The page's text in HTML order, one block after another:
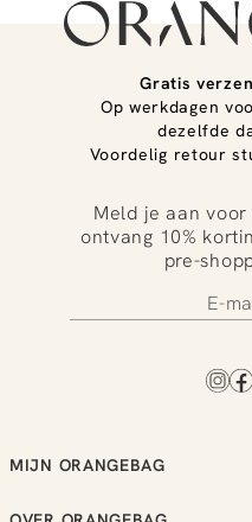
Gratis
Op werkdagen
dezelfde
Voordelig retour
Meld je aan
ontvang 10%
pre-
MIJN ORANGEBAG